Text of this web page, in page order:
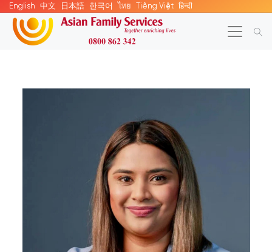
English 中文 日本語 한국어 ไทย Tiếng Việt हिन्दी